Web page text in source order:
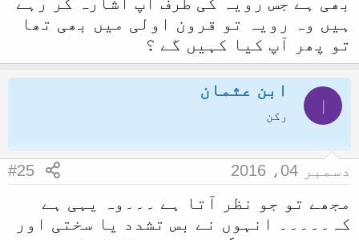
ہیں وہ رویہ تو قرون اولی میں بھی تھا
تو پھر آپ کیا کہیں گے ؟
ا
ابن عثمان
رکن
دسمبر 04، 2016 #25
مجھے تو جو نظر آتا ہے ۔۔۔وہ یہی ہے
کہ۔۔۔۔۔ انہوں نے بس تشدد یا سختی اور